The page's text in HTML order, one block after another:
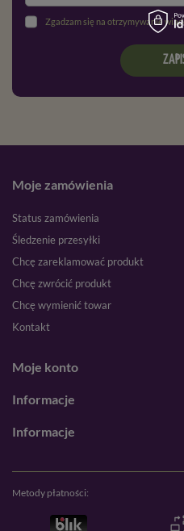
Zgadzam się na otrzymywanie wiadomości marketingowych na
Moje zamówienia
Status zamówienia
Śledzenie przesyłki
Chcę zareklamować produkt
Chcę zwrócić produkt
Chcę wymienić towar
Kontakt
Moje konto
Informacje
Informacje
Metody płatności: